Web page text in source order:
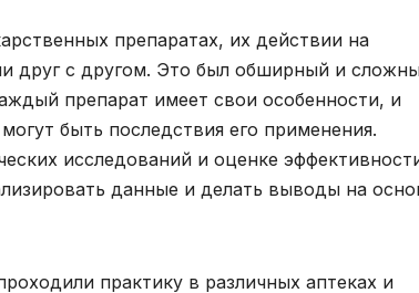
препаратах, их действии на
друг с другом. Это был обширный и
препарат имеет свои особенности, и
быть последствия его применения.
исследований и оценке
данные и делать выводы на
практику в различных аптеках и